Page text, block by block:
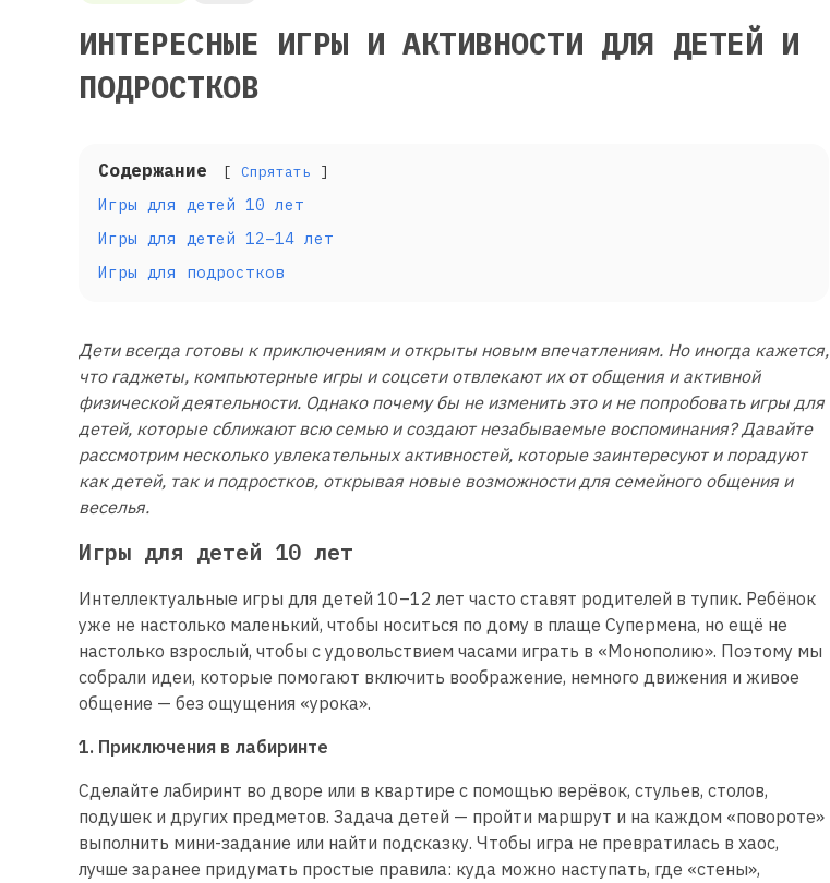
ИНТЕРЕСНЫЕ ИГРЫ И АКТИВНОСТИ ДЛЯ ДЕТЕЙ И
ПОДРОСТКОВ
Содержание Спрятать
Игры для детей 10 лет
Игры для детей 12–14 лет
Игры для подростков
Дети всегда готовы к приключениям и открыты новым впечатлениям. Но иногда кажется,
что гаджеты, компьютерные игры и соцсети отвлекают их от общения и активной
физической деятельности. Однако почему бы не изменить это и не попробовать игры для
детей, которые сближают всю семью и создают незабываемые воспоминания? Давайте
рассмотрим несколько увлекательных активностей, которые заинтересуют и порадуют
как детей, так и подростков, открывая новые возможности для семейного общения и
веселья.
Игры для детей 10 лет
Интеллектуальные игры для детей 10–12 лет часто ставят родителей в тупик. Ребёнок
уже не настолько маленький, чтобы носиться по дому в плаще Супермена, но ещё не
настолько взрослый, чтобы с удовольствием часами играть в «Монополию». Поэтому мы
собрали идеи, которые помогают включить воображение, немного движения и живое
общение — без ощущения «урока».
1. Приключения в лабиринте
Сделайте лабиринт во дворе или в квартире с помощью верёвок, стульев, столов,
подушек и других предметов. Задача детей — пройти маршрут и на каждом «повороте»
выполнить мини-задание или найти подсказку. Чтобы игра не превратилась в хаос,
лучше заранее придумать простые правила: куда можно наступать, где «стены»,